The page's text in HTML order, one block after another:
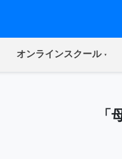
オンラインスクール
「